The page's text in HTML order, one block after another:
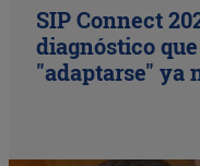
SIP Connect
diagnóstico
"adaptarse" ya